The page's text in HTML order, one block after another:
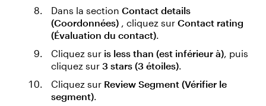
Dans la section Contact details
(Coordonnées) , cliquez sur Contact rating
(Évaluation du contact).
Cliquez sur is less than (est inférieur à), puis
cliquez sur 3 stars (3 étoiles).
Cliquez sur Review Segment (Vérifier le
segment).